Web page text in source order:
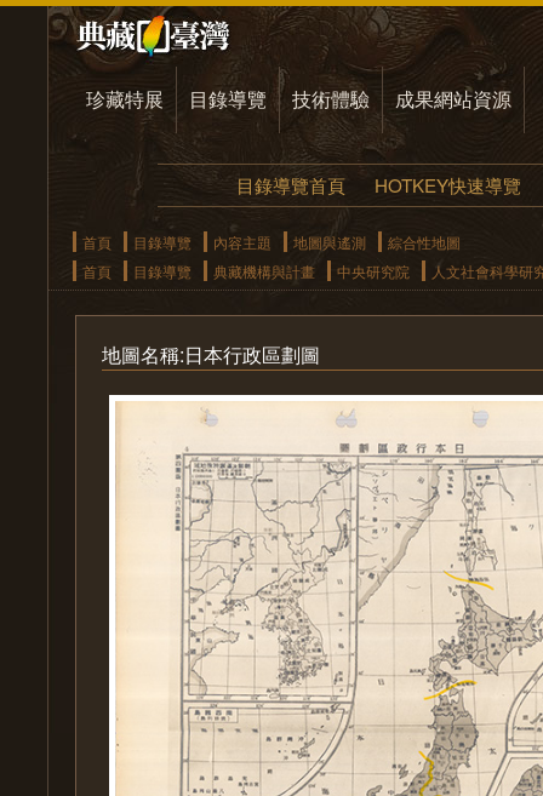
珍藏特展 目錄導覽 技術體驗 成果網站資源
目錄導覽首頁 HOTKEY快速導覽
首頁 目錄導覽 內容主題 地圖與遙測
綜合性地圖
首頁
目錄導覽 典藏機構與計畫 中央研究院 人文社會科學研
地圖名稱:日本行政區劃圖